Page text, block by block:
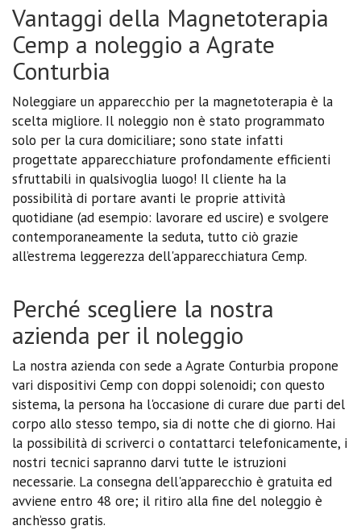
Vantaggi della Magnetoterapia
Cemp a noleggio a Agrate
Conturbia
Noleggiare un apparecchio per la magnetoterapia è la
scelta migliore. Il noleggio non è stato programmato
solo per la cura domiciliare; sono state infatti
progettate apparecchiature profondamente efficienti
sfruttabili in qualsivoglia luogo! Il cliente ha la
possibilità di portare avanti le proprie attività
quotidiane (ad esempio: lavorare ed uscire) e svolgere
contemporaneamente la seduta, tutto ciò grazie
all’estrema leggerezza dell'apparecchiatura Cemp.
Perché scegliere la nostra
azienda per il noleggio
La nostra azienda con sede a Agrate Conturbia propone
vari dispositivi Cemp con doppi solenoidi; con questo
sistema, la persona ha l'occasione di curare due parti del
corpo allo stesso tempo, sia di notte che di giorno. Hai
la possibilità di scriverci o contattarci telefonicamente, i
nostri tecnici sapranno darvi tutte le istruzioni
necessarie. La consegna dell'apparecchio è gratuita ed
avviene entro 48 ore; il ritiro alla fine del noleggio è
anch’esso gratis.